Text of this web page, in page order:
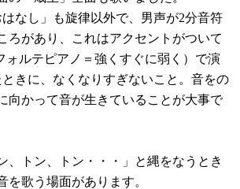
なし」も旋律以外で、男声が2分音符
ろがあり、これはアクセントがついて
ォルテピアノ＝強くすぐに弱く）で演
きに、なくなりすぎないこと。音をの
向かって音が生きていることが大事で
、トン、トン・・・」と縄をなうとき
を歌う場面があります。